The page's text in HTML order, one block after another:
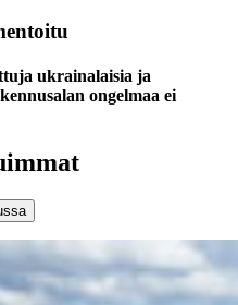
ukrainalaisia ja
ongelmaa ei